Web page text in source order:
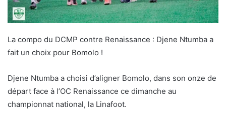
La compo du DCMP contre Renaissance : Djene Ntumba a
fait un choix pour Bomolo !
Djene Ntumba a choisi d’aligner Bomolo, dans son onze de
départ face à l’OC Renaissance ce dimanche au
championnat national, la Linafoot.